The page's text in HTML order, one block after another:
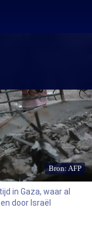
Bron: AFP
in Gaza, waar al
door Israël